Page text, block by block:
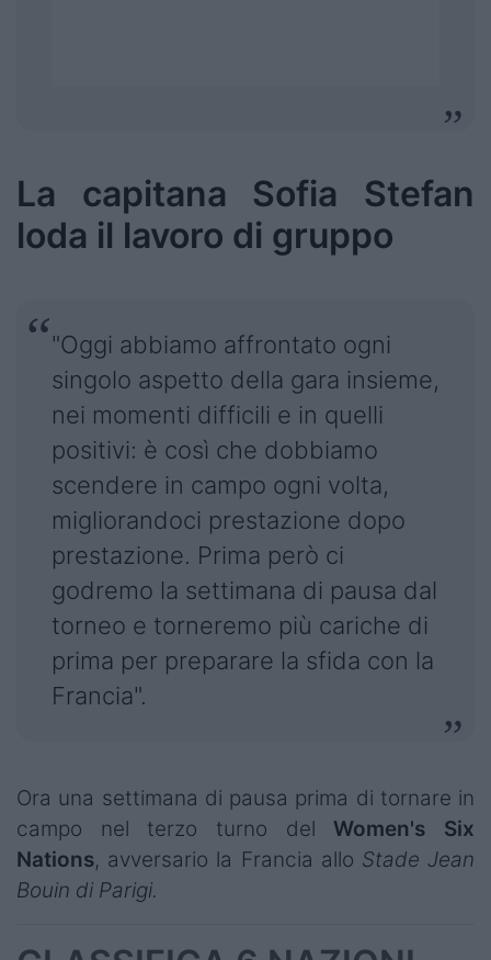
La capitana Sofia Stefan
loda il lavoro di gruppo
"Oggi abbiamo affrontato ogni
singolo aspetto della gara insieme,
nei momenti difficili e in quelli
positivi: è così che dobbiamo
scendere in campo ogni volta,
migliorandoci prestazione dopo
prestazione. Prima però ci
godremo la settimana di pausa dal
torneo e torneremo più cariche di
prima per preparare la sfida con la
Francia".
Ora una settimana di pausa prima di tornare in
campo nel terzo turno delWomen's Six
Nations, avversario la Francia allo Stade Jean
Bouin di Parigi.